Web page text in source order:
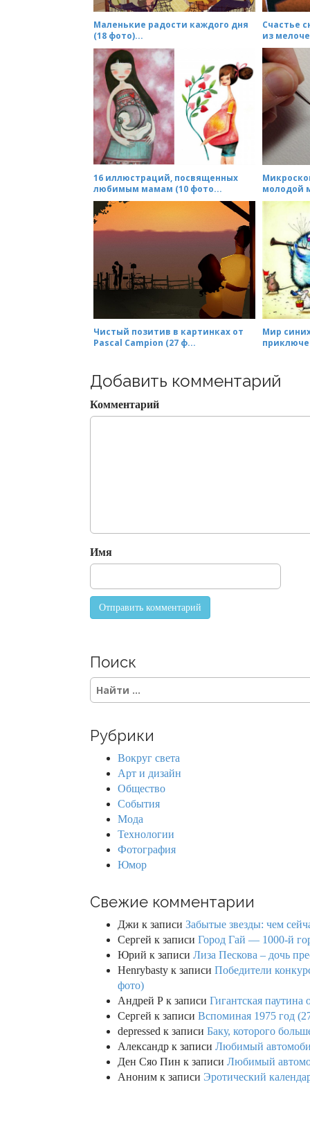
t
o
n
Маленькие радости каждого дня
(18 фото)...
Счастье
из
16 иллюстраций, посвященных
любимым мамам (10 фото...
молодой
Чистый позитив в картинках от
Pascal Campion (27 ф...
Мир
Добавить комментарий
Комментарий
Имя
Поиск
S
e
c
Рубрики
Вокруг света
Арт и дизайн
Общество
События
Мода
Технологии
Фотография
Юмор
Свежие комментарии
Джи к записи Забытые звезды: чем
Сергей к записи Город Гай — 1000-й
Юрий к записи Лиза Пескова – дочь
Henrybasty к записи Победители
фото)
Андрей Р к записи Гигантская паутина
Сергей к записи Вспоминая 1975 год
depressed к записи Баку, которого
Александр к записи Любимый
Ден Сяо Пин к записи Любимый
Аноним к записи Эротический